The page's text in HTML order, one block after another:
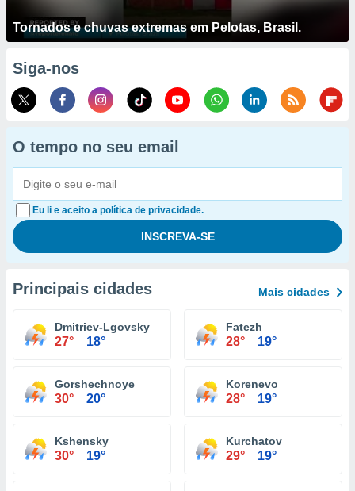
Tornados e chuvas extremas em Pelotas, Brasil.
Siga-nos
O tempo no seu email
Eu li e aceito a política de privacidade.
Principais cidades Mais cidades
Dmitriev-Lgovsky
27° 18°
Fatezh
28° 19°
Gorshechnoye
30° 20°
Korenevo
28° 19°
Kshensky
30° 19°
Kurchatov
29° 19°